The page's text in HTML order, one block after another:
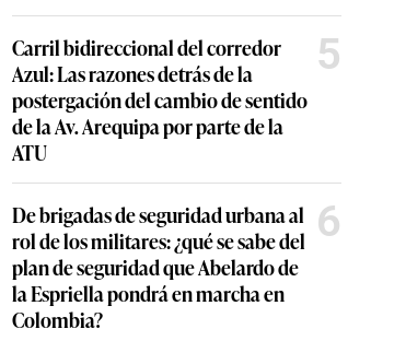
Carril bidireccional del corredor
Azul: Las razones detrás de la
postergación del cambio de sentido
de la Av. Arequipa por parte de la
ATU
5
De brigadas de seguridad urbana al
rol de los militares: ¿qué se sabe del
plan de seguridad que Abelardo de
la Espriella pondrá en marcha en
Colombia?
6